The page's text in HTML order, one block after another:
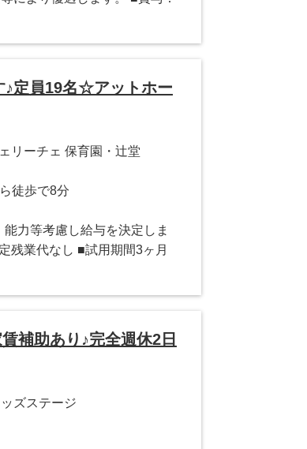
♪定員19名☆アットホー
リーチェ 保育園・辻堂
徒歩で8分
力等考慮し給与を決定しま
業代なし ■試用期間3ヶ月
補助あり♪完全週休2日
ズステージ